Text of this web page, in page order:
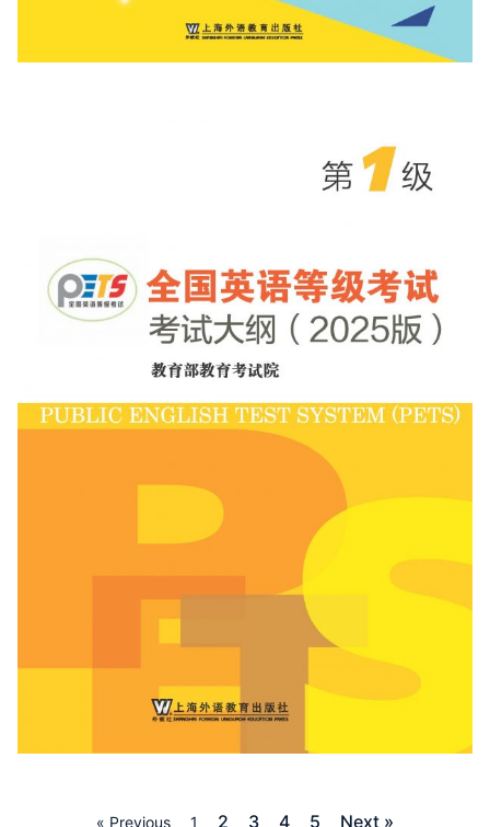
« Previous 1 2 3 4 5 Next »